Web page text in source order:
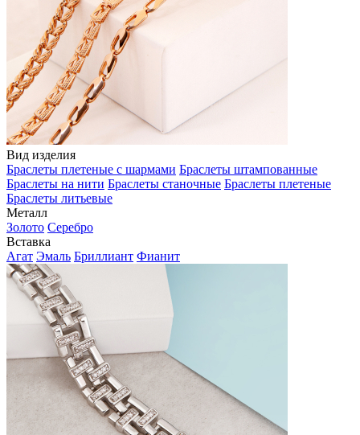
Вид изделия
Браслеты плетеные с шармами Браслеты штампованные
Браслеты на нити Браслеты станочные Браслеты плетеные
Браслеты литьевые
Металл
Золото Серебро
Вставка
Агат Эмаль Бриллиант Фианит